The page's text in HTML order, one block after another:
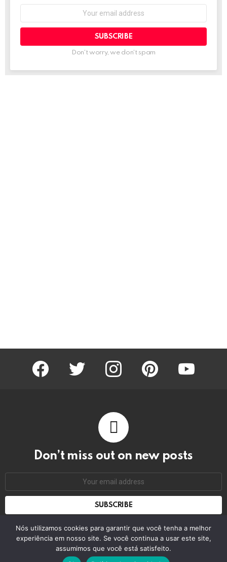
Don't worry, we don't spam
facebook twitter instagram pinterest youtube
Don’t miss out on new posts
© 2026 by bring the pixel. Remember to change this
Nós utilizamos cookies para garantir que você tenha a melhor
experiência em nosso site. Se você continua a usar este site,
assumimos que você está satisfeito.